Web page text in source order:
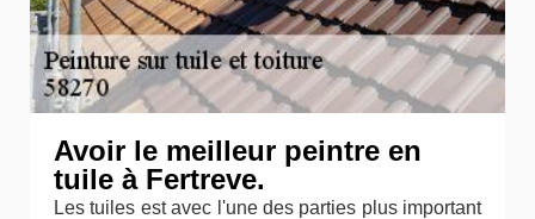
Avoir le meilleur peintre en
tuile à Fertreve.
Les tuiles est avec l'une des parties plus important